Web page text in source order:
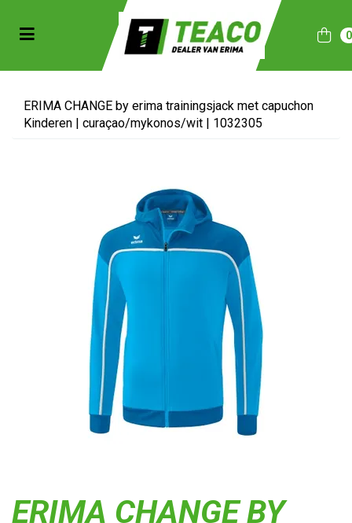
(Sportkleding)
(Collecties)
Toggle navigation 0
ERIMA CHANGE by erima trainingsjack met capuchon
Kinderen | curaçao/mykonos/wit | 1032305
ERIMA CHANGE BY